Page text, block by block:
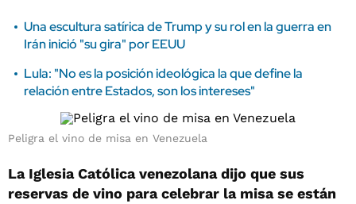
Una escultura satírica de Trump y su rol en la guerra en
Irán inició "su gira" por EEUU
Lula: "No es la posición ideológica la que define la
relación entre Estados, son los intereses"
Peligra el vino de misa en Venezuela
La Iglesia Católica venezolana dijo que sus
reservas de vino para celebrar la misa se están